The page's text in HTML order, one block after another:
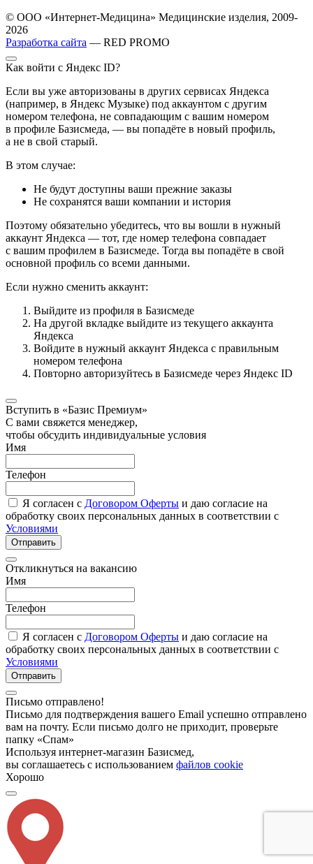
© ООО «Интернет-Медицина» Медицинские изделия, 2009-
2026
Разработка сайта — RED PROMO
Как войти с Яндекс ID?
Если вы уже авторизованы в других сервисах Яндекса
(например, в Яндекс Музыке) под аккаунтом с другим
номером телефона, не совпадающим с вашим номером
в профиле Базисмеда, — вы попадёте в новый профиль,
а не в свой старый.
В этом случае:
Не будут доступны ваши прежние заказы
Не сохранятся ваши компании и история
Поэтому обязательно убедитесь, что вы вошли в нужный
аккаунт Яндекса — тот, где номер телефона совпадает
с вашим профилем в Базисмеде. Тогда вы попадёте в свой
основной профиль со всеми данными.
Если нужно сменить аккаунт:
Выйдите из профиля в Базисмеде
На другой вкладке выйдите из текущего аккаунта
Яндекса
Войдите в нужный аккаунт Яндекса с правильным
номером телефона
Повторно авторизуйтесь в Базисмеде через Яндекс ID
Вступить в «Базис Премиум»
С вами свяжется менеджер,
чтобы обсудить индивидуальные условия
Имя
Телефон
Я согласен с Договором Оферты и даю согласие на
обработку своих персональных данных в соответствии с
Условиями
Отправить
Откликнуться на вакансию
Имя
Телефон
Я согласен с Договором Оферты и даю согласие на
обработку своих персональных данных в соответствии с
Условиями
Отправить
Письмо отправлено!
Письмо для подтверждения вашего Email успешно отправлено
вам на почту. Если письмо долго не приходит, проверьте
папку «Спам»
Используя интернет-магазин Базисмед,
вы соглашаетесь с использованием файлов cookie
Хорошо